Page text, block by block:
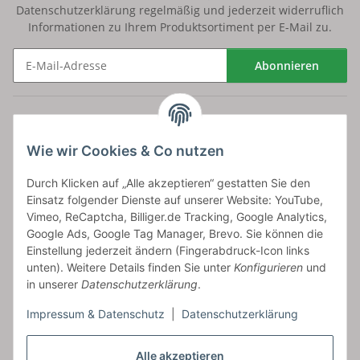
Alle akzeptieren
Wie wir Cookies & Co nutzen
Durch Klicken auf „Alle akzeptieren“ gestatten Sie den
Einsatz folgender Dienste auf unserer Website: YouTube,
Vimeo, ReCaptcha, Billiger.de Tracking, Google Analytics,
Google Ads, Google Tag Manager, Brevo. Sie können die
Einstellung jederzeit ändern (Fingerabdruck-Icon links
unten). Weitere Details finden Sie unter Konfigurieren und
in unserer Datenschutzerklärung.
Impressum & Datenschutz Datenschutzerklärung
Datenschutzerklärung regelmäßig und jederzeit widerruflich
Informationen zu Ihrem Produktsortiment per E-Mail zu.
Abonnieren
Artikelinformationen
Frieslandstr. 44 | 26446 Reepsholt
Fon 04468-9479855-0 | Fax -9